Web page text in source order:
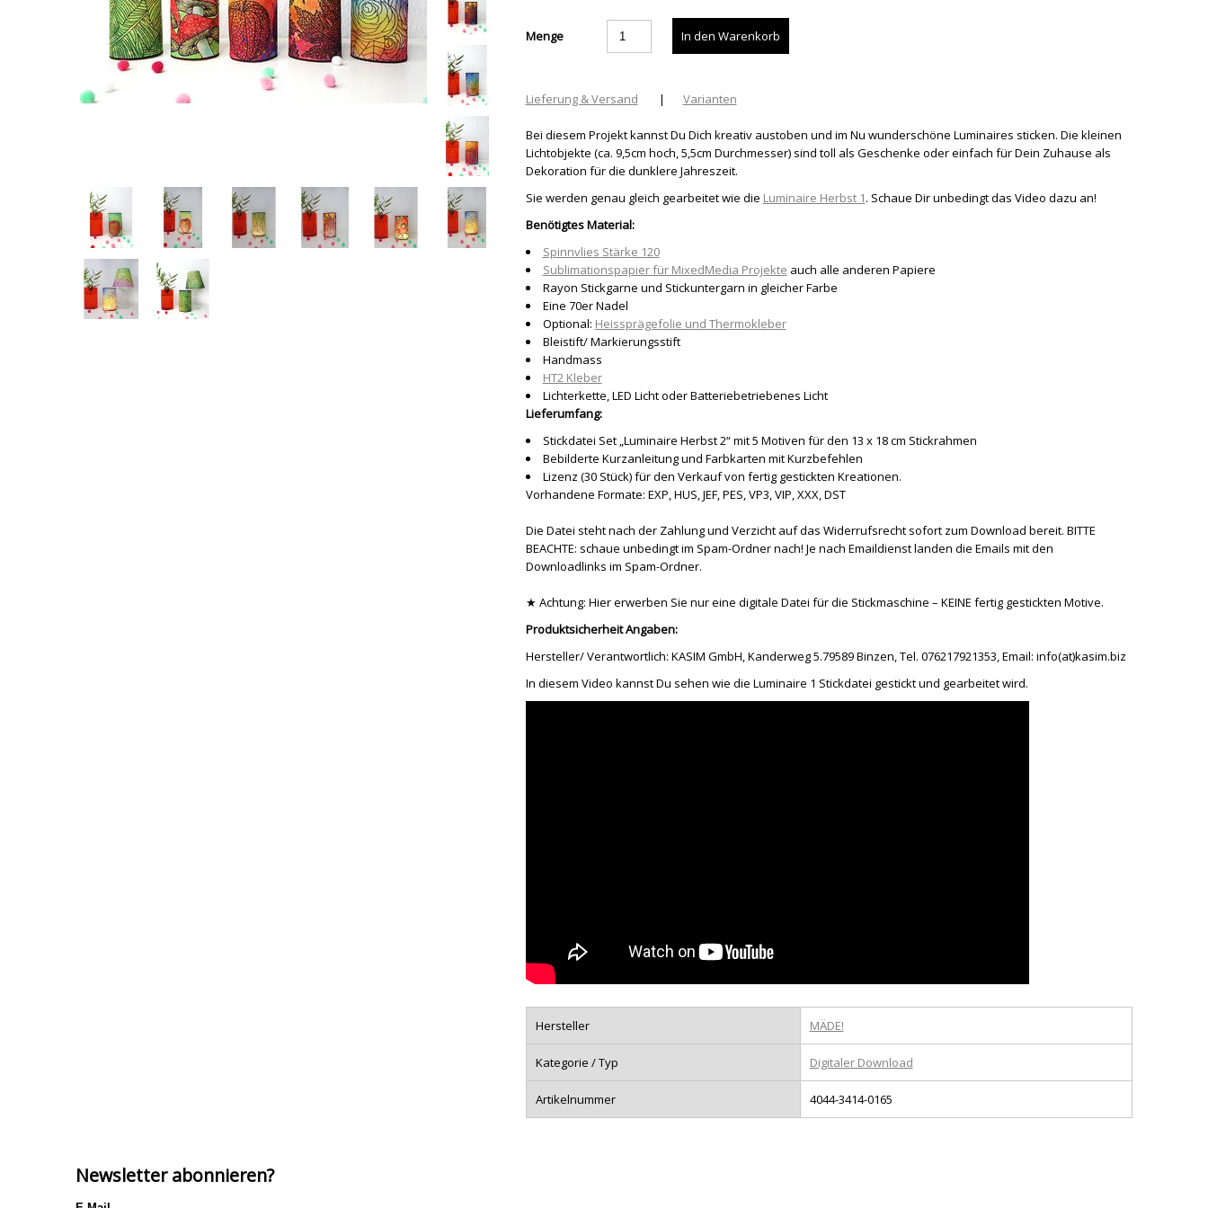
Menge
Lieferung & Versand | Varianten
Bei diesem Projekt kannst Du Dich kreativ austoben und im Nu wunderschöne Luminaires sticken. Die kleinen
Lichtobjekte (ca. 9,5cm hoch, 5,5cm Durchmesser) sind toll als Geschenke oder einfach für Dein Zuhause als
Dekoration für die dunklere Jahreszeit.
Sie werden genau gleich gearbeitet wie die Luminaire Herbst 1. Schaue Dir unbedingt das Video dazu an!
Benötigtes Material:
Spinnvlies Stärke 120
Sublimationspapier für MixedMedia Projekte auch alle anderen Papiere
Rayon Stickgarne und Stickuntergarn in gleicher Farbe
Eine 70er Nadel
Optional: Heissprägefolie und Thermokleber
Bleistift/ Markierungsstift
Handmass
HT2 Kleber
Lichterkette, LED Licht oder Batteriebetriebenes Licht
Lieferumfang:
Stickdatei Set „Luminaire Herbst 2“ mit 5 Motiven für den 13 x 18 cm Stickrahmen
Bebilderte Kurzanleitung und Farbkarten mit Kurzbefehlen
Lizenz (30 Stück) für den Verkauf von fertig gestickten Kreationen.
Vorhandene Formate: EXP, HUS, JEF, PES, VP3, VIP, XXX, DST
Die Datei steht nach der Zahlung und Verzicht auf das Widerrufsrecht sofort zum Download bereit. BITTE
BEACHTE: schaue unbedingt im Spam-Ordner nach! Je nach Emaildienst landen die Emails mit den
Downloadlinks im Spam-Ordner.
★ Achtung: Hier erwerben Sie nur eine digitale Datei für die Stickmaschine – KEINE fertig gestickten Motive.
Produktsicherheit Angaben:
Hersteller/ Verantwortlich: KASIM GmbH, Kanderweg 5.79589 Binzen, Tel. 076217921353, Email: info(at)kasim.biz
In diesem Video kannst Du sehen wie die Luminaire 1 Stickdatei gestickt und gearbeitet wird.
Hersteller MÄDE!
Kategorie / Typ Digitaler Download
Artikelnummer 4044-3414-0165
Newsletter abonnieren?